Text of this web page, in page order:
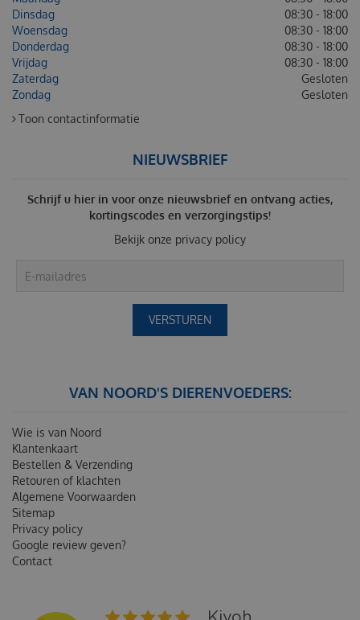
Dinsdag
08:30 - 18:00
Woensdag
08:30 - 18:00
Donderdag
08:30 - 18:00
Vrijdag
08:30 - 18:00
Zaterdag
Gesloten
Zondag
Gesloten
Toon contactinformatie
NIEUWSBRIEF
Schrijf u hier in voor onze nieuwsbrief en ontvang acties,
kortingscodes en verzorgingstips!
Bekijk onze privacy policy
VAN NOORD'S DIERENVOEDERS:
Wie is van Noord
Klantenkaart
Bestellen & Verzending
Retouren of klachten
Algemene Voorwaarden
Sitemap
Privacy policy
Google review geven?
Contact